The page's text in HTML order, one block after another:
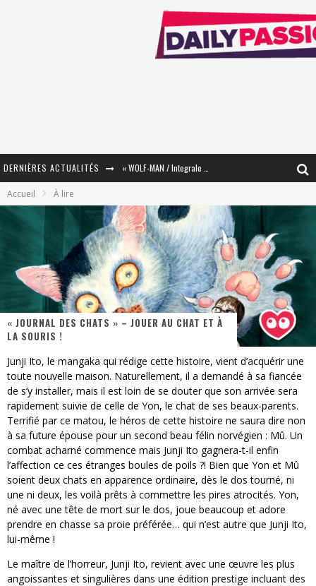
DERNIÈRES ACTUALITÉS
« Mon Village Révolté » - Combattre un Projet !
« Le Béton et le Bambou / Propositions pour Mayotte et le Monde. » - Améliorations !
Star Fox
PsyRiver 2026 : la magie revient sur les rives de l’Aar
« Dr Wertham / L’homme qui étudia les tueurs en série » - Un Métier à Risque !
Assassin's Creed Black Flag Resynced
« Le Vent dand les Saules » - Une Belle Histoire !
« Damn Them All » - Un duo de Choc !
Yoshi and the mysterious book
Accueil À lire
« JOURNAL DES CHATS » – JOUER AU CHAT ET À
LA SOURIS !
Junji Ito, le mangaka qui rédige cette histoire, vient d’acquérir une
toute nouvelle maison. Naturellement, il a demandé à sa fiancée
de s’y installer, mais il est loin de se douter que son arrivée sera
rapidement suivie de celle de Yon, le chat de ses beaux-parents.
Terrifié par ce matou, le héros de cette histoire ne saura dire non
à sa future épouse pour un second beau félin norvégien : Mû. Un
combat acharné commence mais Junji Ito gagnera-t-il enfin
l’affection ce ces étranges boules de poils ?! Bien que Yon et Mû
soient deux chats en apparence ordinaire, dès le dos tourné, ni
une ni deux, les voilà prêts à commettre les pires atrocités. Yon,
né avec une tête de mort sur le dos, joue beaucoup et adore
prendre en chasse sa proie préférée… qui n’est autre que Junji Ito,
lui-même !
Le maître de l’horreur, Junji Ito, revient avec une œuvre les plus
angoissantes et singulières dans une édition prestige incluant des